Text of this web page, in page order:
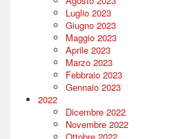
Luglio 2023
Giugno 2023
Maggio 2023
Aprile 2023
Marzo 2023
Febbraio 2023
Gennaio 2023
2022
Dicembre 2022
Novembre 2022